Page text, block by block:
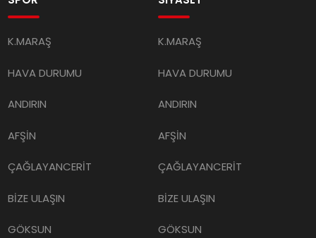
K.MARAŞ
HAVA DURUMU
ANDIRIN
AFŞİN
ÇAĞLAYANCERİT
BİZE ULAŞIN
GÖKSUN
K.MARAŞ
HAVA DURUMU
ANDIRIN
AFŞİN
ÇAĞLAYANCERİT
BİZE ULAŞIN
GÖKSUN